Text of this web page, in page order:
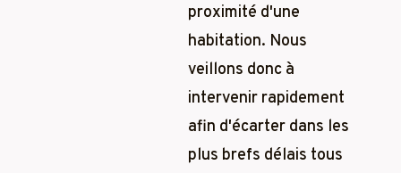
proximité d'une
habitation. Nous
veillons donc à
intervenir rapidement
afin d'écarter dans les
plus brefs délais tous